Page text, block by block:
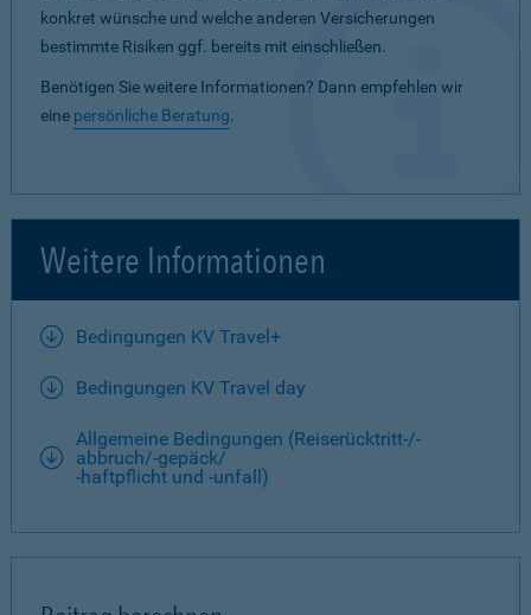
konkret wünsche und welche anderen Versicherungen
bestimmte Risiken ggf. bereits mit einschließen.
Benötigen Sie weitere Informationen? Dann empfehlen wir
eine persönliche Beratung.
Weitere Informationen
Bedingungen KV Travel+
Bedingungen KV Travel day
Allgemeine Bedingungen (Reiserücktritt-/-
abbruch/-gepäck/
-haftpflicht und -unfall)